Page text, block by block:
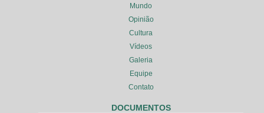
Mundo
Opinião
Cultura
Vídeos
Galeria
Equipe
Contato
DOCUMENTOS